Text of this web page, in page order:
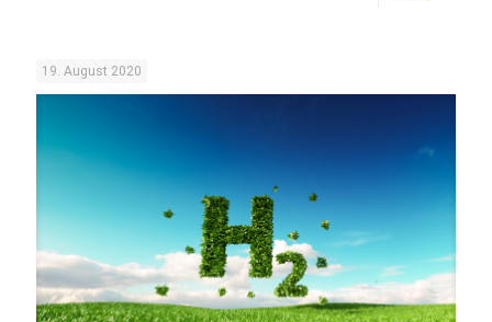
19. August 2020